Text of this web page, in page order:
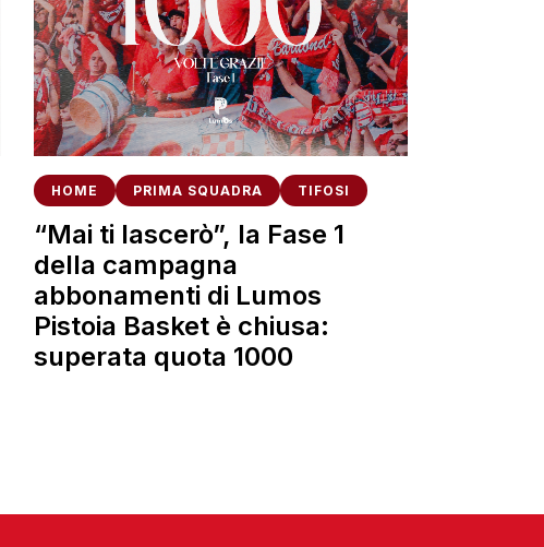
HOME PRIMA SQUADRA TIFOSI
“Mai ti lascerò”, la Fase 1
della campagna
abbonamenti di Lumos
Pistoia Basket è chiusa:
superata quota 1000